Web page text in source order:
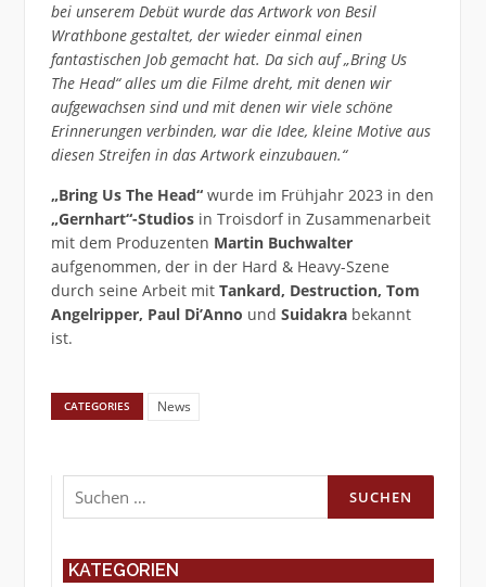
bei unserem Debüt wurde das Artwork von Besil
Wrathbone gestaltet, der wieder einmal einen
fantastischen Job gemacht hat. Da sich auf „Bring Us
The Head“ alles um die Filme dreht, mit denen wir
aufgewachsen sind und mit denen wir viele schöne
Erinnerungen verbinden, war die Idee, kleine Motive aus
diesen Streifen in das Artwork einzubauen.“
„Bring Us The Head“ wurde im Frühjahr 2023 in den
„Gernhart“-Studiosin Troisdorf in Zusammenarbeit
mit dem Produzenten Martin Buchwalter
aufgenommen, der in der Hard & Heavy-Szene
durch seine Arbeit mit Tankard, Destruction, Tom
Angelripper, Paul Di’Anno und Suidakrabekannt
ist.
CATEGORIES News
Suchen
nach:
KATEGORIEN